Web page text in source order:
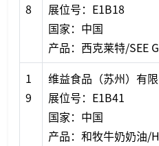
8
展位号：E1B18
国家：中国
产品：西克莱特/SEE
1
9
维益食品（苏州）有
展位号：E1B41
国家：中国
产品：和牧牛奶奶油